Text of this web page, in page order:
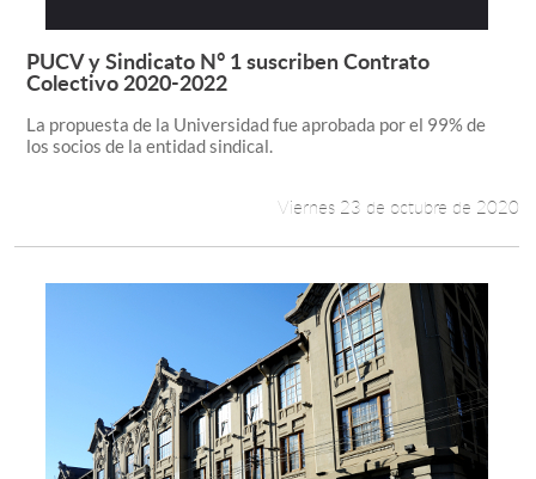
Leer más +
PUCV y Sindicato N° 1 suscriben Contrato
Colectivo 2020-2022
La propuesta de la Universidad fue aprobada por el 99% de
los socios de la entidad sindical.
Viernes 23 de octubre de 2020